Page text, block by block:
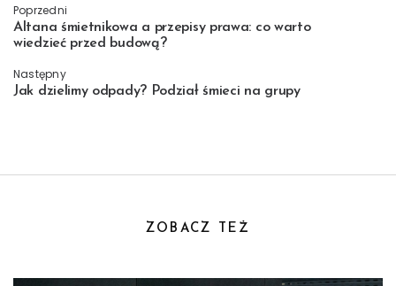
Nawigacja
wpisu
Poprzedni
Altana śmietnikowa a przepisy prawa: co warto
wiedzieć przed budową?
Następny
Jak dzielimy odpady? Podział śmieci na grupy
ZOBACZ TEŻ